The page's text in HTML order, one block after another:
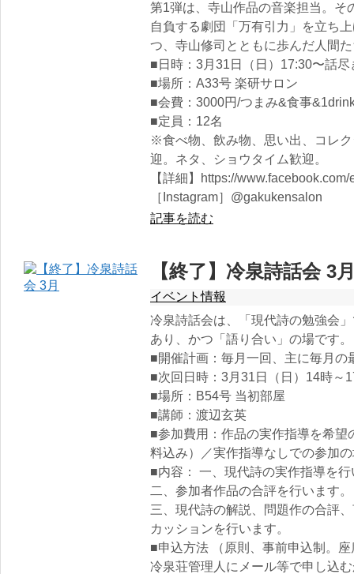
第1弾は、寺山作品の音楽担当。そ
自負する劇団「万有引力」を立ち
つ、寺山修司とともに歩んだ人間
■日時：3月31日（日）17:30〜話尽
■場所：A33号 楽研サロン
■会費：3000円/つまみ&食事
■定員：12名
※食べ物、飲み物、思い出、コレ
迎。ネタ、ショウタイム歓迎。
【詳細】https://
［Instagram］@gakukensalon
記事を読む
【終了】冷泉詩話会 3
イベント情報
冷泉詩話会は、「現代詩の勉強会
あり、かつ「語り合い」の場です。
■開催計画：毎月一回、主に毎月
■次回日時：3月31日（日）14時～
■場所：B54号 当初部屋
■講師：渡辺玄英
■参加費用：作品の実作指導を希
料込み）／実作指導なしでの参加
■内容： 一、現代詩の実作指導を
二、参加者作品の合評を行います。
三、現代詩の解説、問題作の合評
カッションを行います。
■申込方法 （原則、事前申込制。
冷泉荘管理人にメール等で申し込